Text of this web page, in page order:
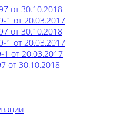
от 30.10.2018
1 от 20.03.2017
от 30.10.2018
1 от 20.03.2017
от 20.03.2017
от 30.10.2018